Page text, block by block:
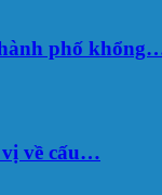
phố
vị về cấu…